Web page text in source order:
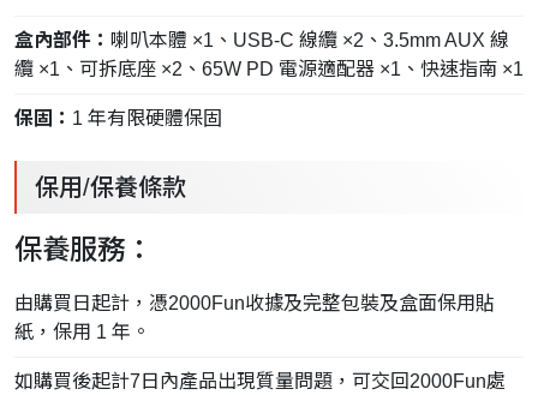
盒內部件： 喇叭本體 ×1、USB-C 線纜 ×2、3.5mm AUX 線
纜 ×1、可拆底座 ×2、65W PD 電源適配器 ×1、快速指南 ×1
保固： 1 年有限硬體保固
保用/保養條款
保養服務：
由購買日起計，憑2000Fun收據及完整包裝及盒面保用貼
紙，保用 1 年。
如購買後起計7日內產品出現質量問題，可交回2000Fun處